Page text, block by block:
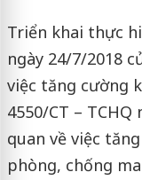
Triển khai thực
ngày 24/7/2018
việc tăng cường
4550/CT – TCHQ
quan về việc
phòng, chống